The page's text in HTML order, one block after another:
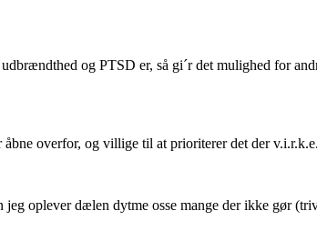
og PTSD er, så gi´r det mulighed for
overfor, og villige til at prioriterer det der
oplever dælen dytme osse mange der ikke gør